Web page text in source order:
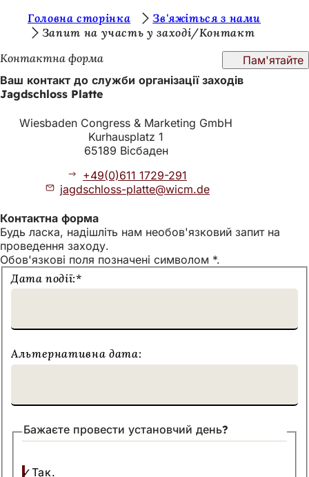
Перейти до змісту
т
у
т
Головна сторінка
Зв'яжіться з нами
Запит на участь у заході/Контакт
Контактна форма
Пам'ятайте
Ваш контакт до служби організації заходів
Jagdschloss Platte
Wiesbaden Congress & Marketing GmbH
Kurhausplatz 1
65189 Вісбаден
+49(0)611 1729-291
jagdschloss-platte
wicm de
Контактна форма
Будь ласка, надішліть нам необов'язковий запит на
проведення заходу.
Обов'язкові поля позначені символом *.
Надішліть
нам
Дата події:*
Альтернативна дата:
Бажаєте провести установчий день?
Так.